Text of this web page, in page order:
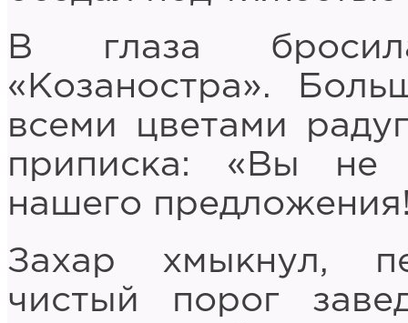
В глаза
«Козаностра».
всеми цветами
приписка: «Вы не
нашего
Захар хмыкнул,
чистый порог